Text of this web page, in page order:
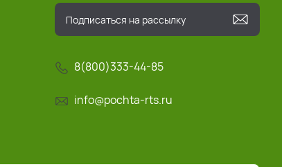
8(800)333-44-85
info@pochta-rts.ru